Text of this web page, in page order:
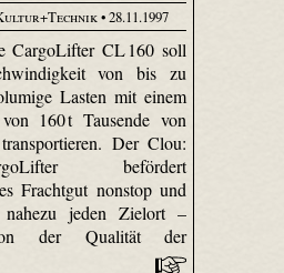
• 28.11.1997
CargoLifter CL 160 soll
von bis zu
Lasten mit einem
160 t Tausende von
Der Clou:
befördert
Frachtgut nonstop und
nahezu jeden Zielort –
der Qualität der